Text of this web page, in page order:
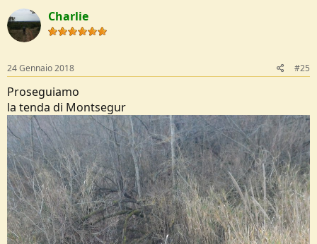
c
t
i
o
s
:
Charlie
24 Gennaio 2018 #25
Proseguiamo
la tenda di Montsegur